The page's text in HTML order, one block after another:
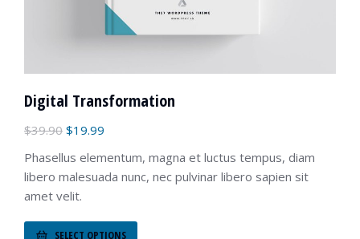
Digital Transformation
$39.90 $19.99
Phasellus elementum, magna et luctus tempus, diam
libero malesuada nunc, nec pulvinar libero sapien sit
amet velit.
SELECT OPTIONS